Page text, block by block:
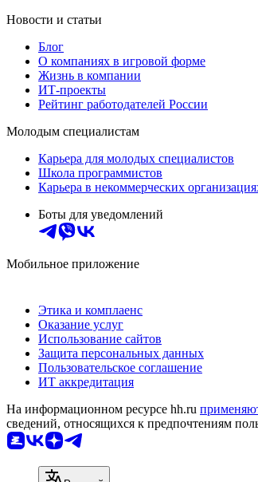
Новости и статьи
Блог
О компаниях в игровой форме
Жизнь в компании
ИТ-проекты
Рейтинг работодателей России
Молодым специалистам
Карьера для молодых специалистов
Школа программистов
Карьера в некоммерческих
Боты для уведомлений
Мобильное приложение
Этика и комплаенс
Оказание услуг
Использование сайтов
Защита персональных данных
Пользовательское соглашение
ИТ аккредитация
На информационном ресурсе hh.ru
сведений, относящихся к предпочтениям